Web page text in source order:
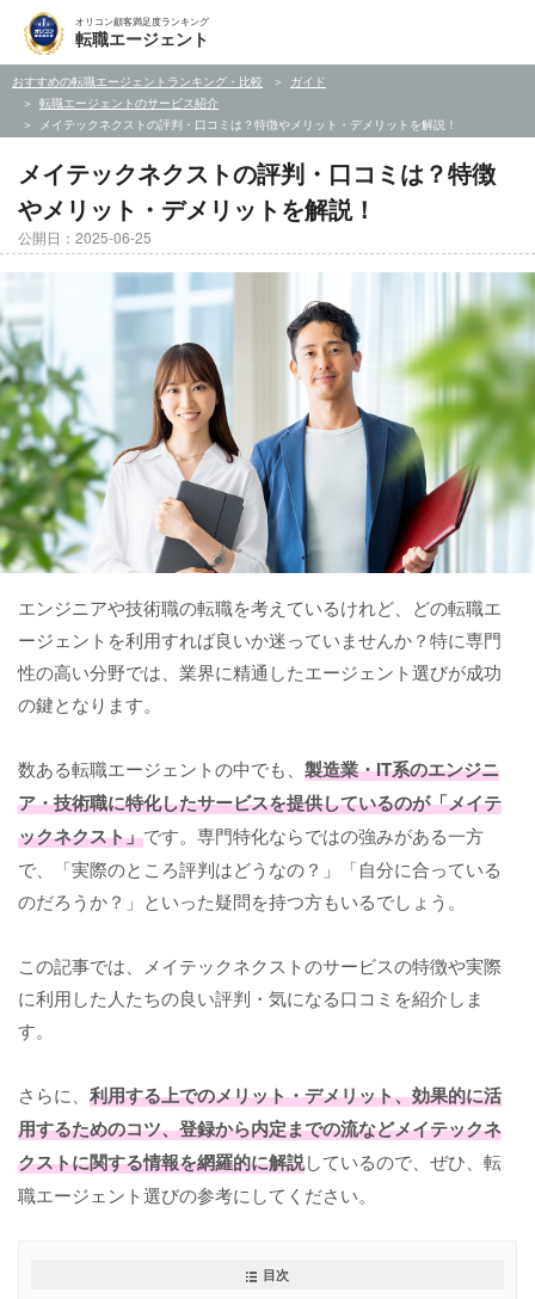
オリコン顧客満足度ランキング
転職エージェント
おすすめの転職エージェントランキング・比較
ガイド
転職エージェントのサービス紹介
メイテックネクストの評判・口コミは？特徴やメリット・デメリットを解説！
メイテックネクストの評判・口コミは？特徴
やメリット・デメリットを解説！
公開日：2025-06-25
エンジニアや技術職の転職を考えているけれど、どの転職エ
ージェントを利用すれば良いか迷っていませんか？特に専門
性の高い分野では、業界に精通したエージェント選びが成功
の鍵となります。
数ある転職エージェントの中でも、 製造業・IT系のエンジニ
ア・技術職に特化したサービスを提供しているのが「メイテ
ックネクスト」です。専門特化ならではの強みがある一方
で、「実際のところ評判はどうなの？」「自分に合っている
のだろうか？」といった疑問を持つ方もいるでしょう。
この記事では、メイテックネクストのサービスの特徴や実際
に利用した人たちの良い評判・気になる口コミを紹介しま
す。
さらに、 利用する上でのメリット・デメリット、効果的に活
用するためのコツ、登録から内定までの流などメイテックネ
クストに関する情報を網羅的に解説しているので、ぜひ、転
職エージェント選びの参考にしてください。
目次